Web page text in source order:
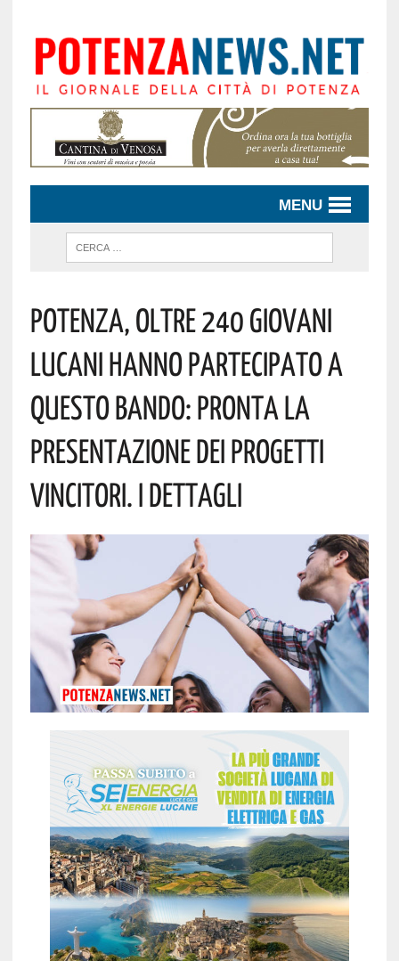
MENU
Potenza, Oltre 240 Giovani
Lucani Hanno Partecipato A
Questo Bando: Pronta La
Presentazione Dei Progetti
Vincitori. I Dettagli